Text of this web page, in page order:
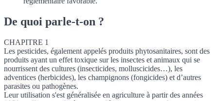
De quoi parle-t-on ?
CHAPITRE 1
Les pesticides, également appelés produits phytosanitaires, sont des
produits ayant un effet toxique sur les insectes et animaux qui se
nourrissent des cultures (insecticides, molluscicides…), les
adventices (herbicides), les champignons (fongicides) et d’autres
parasites ou pathogènes.
Leur utilisation s'est généralisée en agriculture à partir des années